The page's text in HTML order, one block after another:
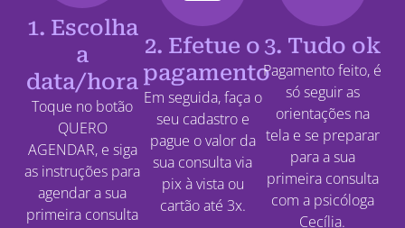
1. Escolha
a
data/hora
Toque no botão
QUERO
AGENDAR, e siga
as instruções para
agendar a sua
primeira consulta
2. Efetue o
pagamento
Em seguida, faça o
seu cadastro e
pague o valor da
sua consulta via
pix à vista ou
cartão até 3x.
3. Tudo ok
Pagamento feito, é
só seguir as
orientações na
tela e se preparar
para a sua
primeira consulta
com a psicóloga
Cecília.